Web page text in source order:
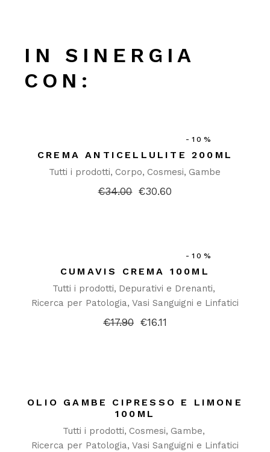
IN SINERGIA
CON:
-10%
CREMA ANTICELLULITE 200ML
Tutti i prodotti Corpo Cosmesi Gambe
€34.00 Il€30.60
Il
-10%
CUMAVIS CREMA 100ML
Tutti i prodotti Depurativi e Drenanti
Ricerca per Patologia Vasi Sanguigni e Linfatici
€17.90 €16.11
OLIO GAMBE CIPRESSO E LIMONE
100ML
Tutti i prodotti Cosmesi Gambe
Ricerca per Patologia Vasi Sanguigni e Linfatici